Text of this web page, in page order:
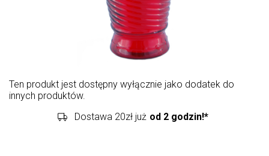
Ten produkt jest dostępny wyłącznie jako dodatek do
innych produktów.
Dostawa 20zł już od 2 godzin!*